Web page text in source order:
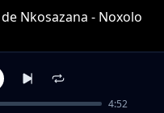
Nkosazana - Noxolo
- Sek'se Duze (ft.
- Ngwenya (feat. DJ
4:52